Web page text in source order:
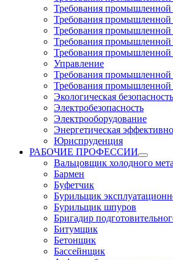
Требования промышленной
Требования промышленной
Требования промышленной
Требования промышленной
Требования промышленной
Управление
Требования промышленной
Требования промышленной
Экологическая безопасность
Электробезопасность
Электрооборудование
Энергетическая
Юриспруденция
РАБОЧИЕ ПРОФЕССИИ
Вальцовщик холодного
Бармен
Буфетчик
Бурильщик
Бурильщик шпуров
Бригадир
Битумщик
Бетонщик
Бассейнщик